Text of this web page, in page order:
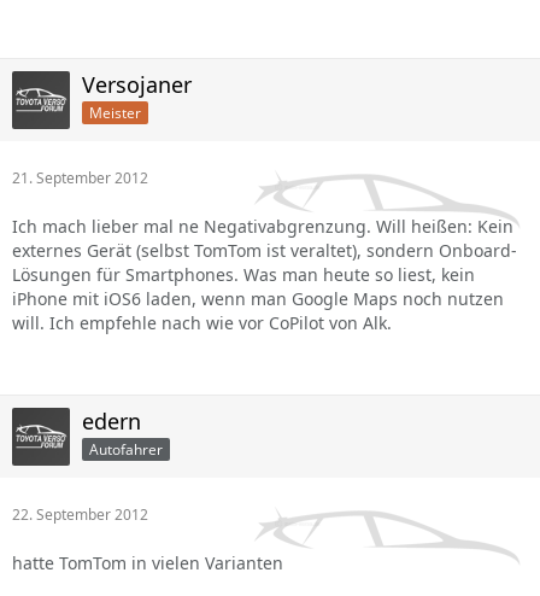
Versojaner
Meister
21. September 2012
Ich mach lieber mal ne Negativabgrenzung. Will heißen: Kein
externes Gerät (selbst TomTom ist veraltet), sondern Onboard-
Lösungen für Smartphones. Was man heute so liest, kein
iPhone mit iOS6 laden, wenn man Google Maps noch nutzen
will. Ich empfehle nach wie vor CoPilot von Alk.
edern
Autofahrer
22. September 2012
hatte TomTom in vielen Varianten